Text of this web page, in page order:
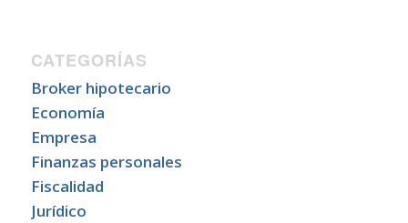
CATEGORÍAS
Broker hipotecario
Economía
Empresa
Finanzas personales
Fiscalidad
Jurídico